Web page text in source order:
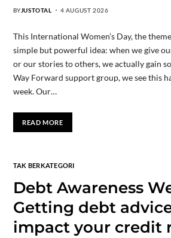
BY JUSTOTAL 4 AUGUST 2026
This International Women’s Day, the theme
simple but powerful idea: when we give
or our stories to others, we actually gain
Way Forward support group, we see this
week. Our…
READ MORE
TAK BERKATEGORI
Debt Awareness
Getting debt
impact your credit